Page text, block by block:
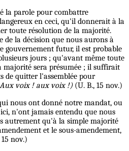
la parole pour combattre
en ceci, qu'il donnerait à la
toute résolution de la majorité.
de la décision que nous aurons à
gouvernement futur, il est probable
jours ; qu'avant même toute
majorité sera présumée ; il suffirait
de quitter l'assemblée pour
Aux voix ! aux voix !)(U. B., 15 nov.)
nous ont donné notre mandat, ou
n'ont jamais entendu que nous
autrement qu'à la simple majorité
et le sous-amendement,
nov.)